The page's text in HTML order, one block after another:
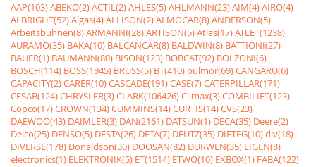
AAP(103)ABEKO(2)ACTIL(2)AHLES(5)AHLMANN(23)AIM(4)AIRO(4)
ALBRIGHT(52)Algas(4)ALLISON(2)ALMOCAR(8)ANDERSON(5)
Arbeitsbühnen(8)ARMANNI(28)ARTISON(5)Atlas(17)ATLET(1238)
AURAMO(35) BAKA(10) BALCANCAR(8) BALDWIN(8) BATTIONI(27)
BAUER(1) BAUMANN(80) BISON(123) BOBCAT(92) BOLZONI(6)
BOSCH(114) BOSS(1945) BRUSS(5) BT(410) bulmor(69)CANGARU(6)
CAPACITY(2)CARER(10)CASCADE(191)CASE(7)CATERPILLAR(171)
CESAB(124)CHRYSLER(3)CLARK(106426)Climax(3)COMBILIFT(123)
Copco(17)CROWN(134)CUMMINS(14)CURTIS(14)CVS(23)
DAEWOO(43) DAIMLER(3) DAN(2161) DATSUN(1) DECA(35) Deere(2)
Delco(25) DENSO(5) DESTA(26) DETA(7) DEUTZ(35) DIETEG(10)div(18)
DIVERSE(178) Donaldson(30) DOOSAN(82) DURWEN(35) EIGEN(8)
electronics(1) ELEKTRONIK(5) ET(1514) ETWO(10) EXBOX(1) FABA(122)